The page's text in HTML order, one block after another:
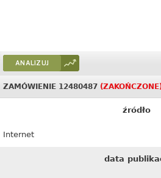
ANALIZUJ
ZAMÓWIENIE 12480487
źródło
Internet
data